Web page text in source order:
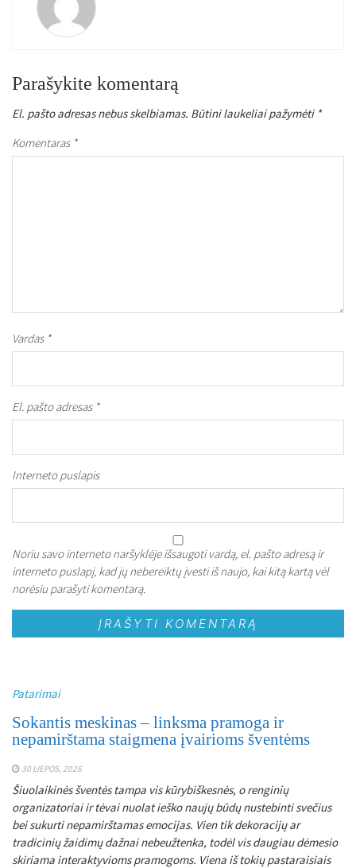
Parašykite komentarą
El. pašto adresas nebus skelbiamas. Būtini laukeliai pažymėti *
Komentaras *
Vardas *
El. pašto adresas *
Interneto puslapis
Noriu savo interneto naršyklėje išsaugoti vardą, el. pašto adresą ir
interneto puslapį, kad jų nebereiktų įvesti iš naujo, kai kitą kartą vėl
norėsiu parašyti komentarą.
Patarimai
Sokantis meskinas – linksma pramoga ir
nepamirštama staigmena įvairioms šventėms
30 LIEPOS, 2026
Šiuolaikinės šventės tampa vis kūrybiškesnės, o renginių
organizatoriai ir tėvai nuolat ieško naujų būdų nustebinti svečius
bei sukurti nepamirštamas emocijas. Vien tik dekoracijų ar
tradicinių žaidimų dažnai nebeužtenka, todėl vis daugiau dėmesio
skiriama interaktyvioms pramogoms. Viena iš tokių pastaraisiais